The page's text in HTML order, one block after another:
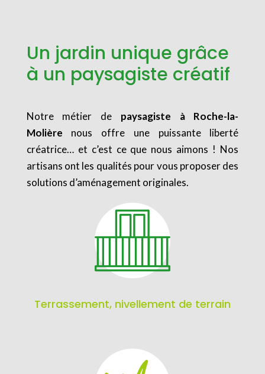
Un jardin unique grâce
à un paysagiste créatif
Notre métier de paysagiste à Roche-la-
Molière nous offre une puissante liberté
créatrice… et c’est ce que nous aimons ! Nos
artisans ont les qualités pour vous proposer des
solutions d’aménagement originales.
Terrassement, nivellement de terrain